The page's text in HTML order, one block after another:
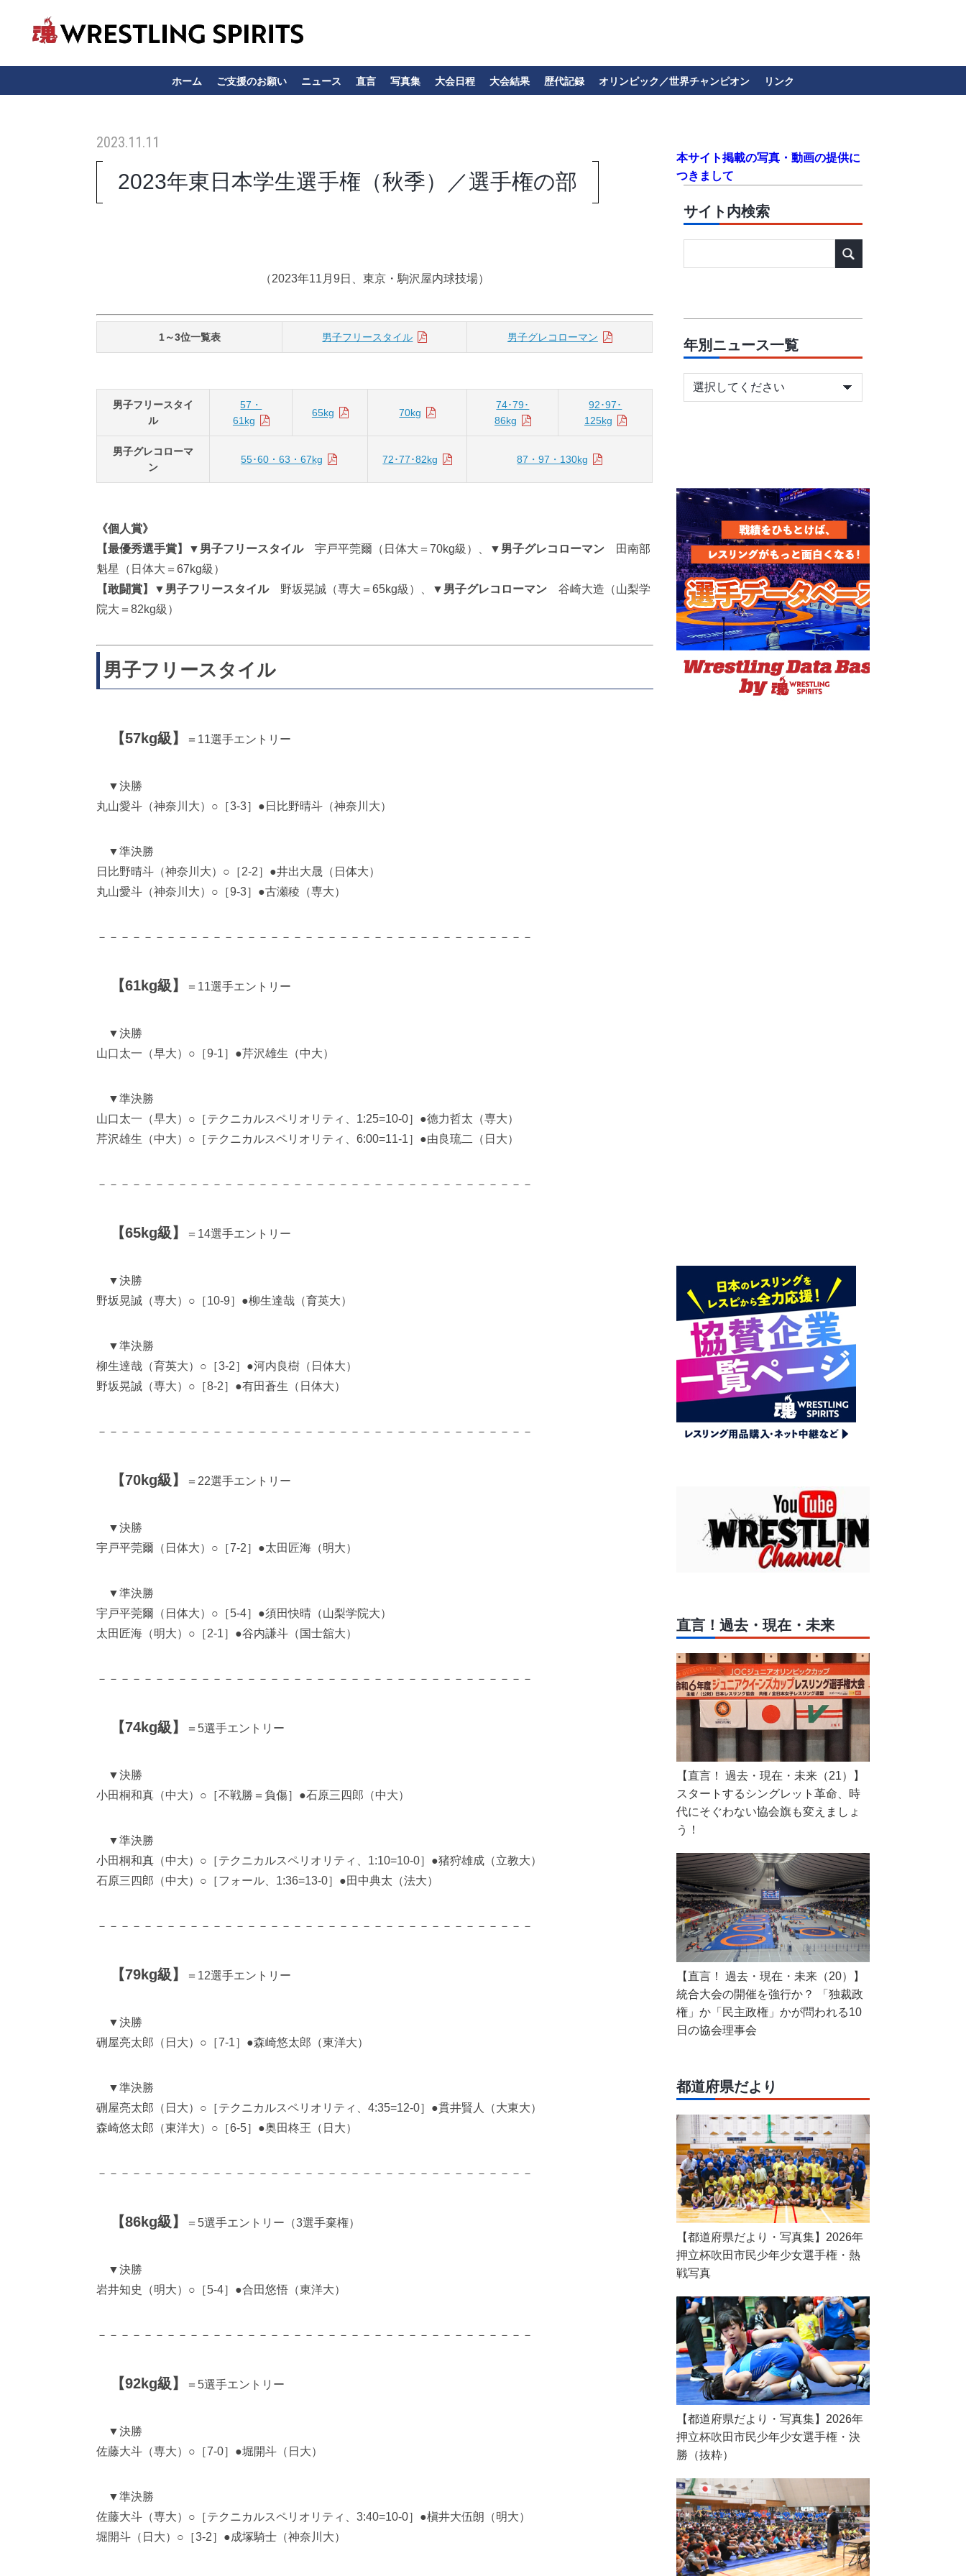
ホーム ご支援のお願い ニュース 直言 写真集 大会日程 大会結果 歴代記録 オリンピック／世界チャンピオン リンク
2023.11.11
2023年東日本学生選手権（秋季）／選手権の部
（2023年11月9日、東京・駒沢屋内球技場）
1～3位一覧表 男子フリースタイル 男子グレコローマン
男子フリースタイ
ル
57・
61kg
65kg 70kg
74･79･
86kg
92･97･
125kg
男子グレコローマ
ン
55･60・63・67kg 72･77･82kg 87・97・130kg
《個人賞》
【最優秀選手賞】▼男子フリースタイル宇戸平莞爾（日体大＝70kg級）、 ▼男子グレコローマン 田南部
魁星（日体大＝67kg級）
【敢闘賞】▼男子フリースタイル野坂晃誠（専大＝65kg級）、 ▼男子グレコローマン 谷崎大造（山梨学
院大＝82kg級）
男子フリースタイル
【57kg級】 ＝11選手エントリー
▼決勝
丸山愛斗（神奈川大）○［3-3］●日比野晴斗（神奈川大）
▼準決勝
日比野晴斗（神奈川大）○［2-2］●井出大晟（日体大）
丸山愛斗（神奈川大）○［9-3］●古瀬稜（専大）
－－－－－－－－－－－－－－－－－－－－－－－－－－－－－－－－－－－－－－
【61kg級】 ＝11選手エントリー
▼決勝
山口太一（早大）○［9-1］●芹沢雄生（中大）
▼準決勝
山口太一（早大）○［テクニカルスペリオリティ、1:25=10-0］●徳力哲太（専大）
芹沢雄生（中大）○［テクニカルスペリオリティ、6:00=11-1］●由良琉二（日大）
－－－－－－－－－－－－－－－－－－－－－－－－－－－－－－－－－－－－－－
【65kg級】 ＝14選手エントリー
▼決勝
野坂晃誠（専大）○［10-9］●柳生達哉（育英大）
▼準決勝
柳生達哉（育英大）○［3-2］●河内良樹（日体大）
野坂晃誠（専大）○［8-2］●有田蒼生（日体大）
－－－－－－－－－－－－－－－－－－－－－－－－－－－－－－－－－－－－－－
【70kg級】 ＝22選手エントリー
▼決勝
宇戸平莞爾（日体大）○［7-2］●太田匠海（明大）
▼準決勝
宇戸平莞爾（日体大）○［5-4］●須田快晴（山梨学院大）
太田匠海（明大）○［2-1］●谷内謙斗（国士舘大）
－－－－－－－－－－－－－－－－－－－－－－－－－－－－－－－－－－－－－－
【74kg級】 ＝5選手エントリー
▼決勝
小田桐和真（中大）○［不戦勝＝負傷］●石原三四郎（中大）
▼準決勝
小田桐和真（中大）○［テクニカルスペリオリティ、1:10=10-0］●猪狩雄成（立教大）
石原三四郎（中大）○［フォール、1:36=13-0］●田中典太（法大）
－－－－－－－－－－－－－－－－－－－－－－－－－－－－－－－－－－－－－－
【79kg級】 ＝12選手エントリー
▼決勝
硎屋亮太郎（日大）○［7-1］●森崎悠太郎（東洋大）
▼準決勝
硎屋亮太郎（日大）○［テクニカルスペリオリティ、4:35=12-0］●貫井賢人（大東大）
森崎悠太郎（東洋大）○［6-5］●奥田柊王（日大）
－－－－－－－－－－－－－－－－－－－－－－－－－－－－－－－－－－－－－－
【86kg級】 ＝5選手エントリー（3選手棄権）
▼決勝
岩井知史（明大）○［5-4］●合田悠悟（東洋大）
－－－－－－－－－－－－－－－－－－－－－－－－－－－－－－－－－－－－－－
【92kg級】 ＝5選手エントリー
▼決勝
佐藤大斗（専大）○［7-0］●堀開斗（日大）
▼準決勝
佐藤大斗（専大）○［テクニカルスペリオリティ、3:40=10-0］●槇井大伍朗（明大）
堀開斗（日大）○［3-2］●成塚騎士（神奈川大）
本サイト掲載の写真・動画の提供に
つきまして
サイト内検索
年別ニュース一覧
直言！過去・現在・未来
【直言！ 過去・現在・未来（21）】
スタートするシングレット革命、時
代にそぐわない協会旗も変えましょ
う！
【直言！ 過去・現在・未来（20）】
統合大会の開催を強行か？ 「独裁政
権」か「民主政権」かが問われる10
日の協会理事会
都道府県だより
【都道府県だより・写真集】2026年
押立杯吹田市民少年少女選手権・熱
戦写真
【都道府県だより・写真集】2026年
押立杯吹田市民少年少女選手権・決
勝（抜粋）